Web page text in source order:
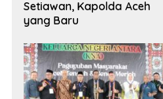
Setiawan, Kapolda Aceh
yang Baru